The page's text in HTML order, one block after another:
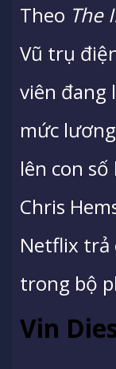
Theo The
Vũ trụ
viên đang
mức
lên con
Chris
Netflix trả
trong bộ
Vin